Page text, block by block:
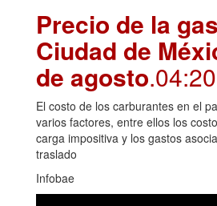
Precio de la
Ciudad de
de agosto.04:20
El costo de los carburantes en el
varios factores, entre ellos los
carga impositiva y los gastos
traslado
Infobae